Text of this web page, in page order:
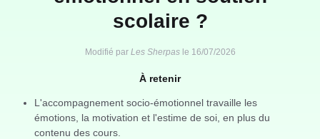
scolaire ?
Modifié par Les Sherpasle 16/07/2026
À retenir
L'accompagnement socio-émotionnel travaille les
émotions, la motivation et l'estime de soi, en plus du
contenu des cours.